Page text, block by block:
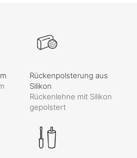
Rückenpolsterung aus
Silikon
Rückenlehne mit Silikon
gepolstert